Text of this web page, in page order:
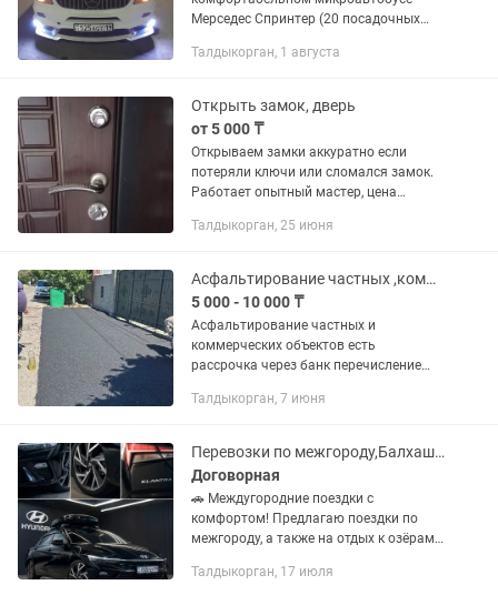
Мерседес Спринтер (20 посадочных
прокуренный. Сиденья мягкие и
Талдыкорган, 1 августа
Открыть замок, дверь
от 5 000 ₸
Открываем замки аккуратно если
потеряли ключи или сломался замок.
Работает опытный мастер, цена
Талдыкорган, 25 июня
Асфальтирование частных ,коммерческих,объектов есть рассрочка перечисление
5 000 - 10 000 ₸
Асфальтирование частных и
коммерческих объектов есть
рассрочка через банк перечисление
Талдыкорган, 7 июня
Перевозки по межгороду,Балхаш,Алаколь
Договорная
🚗 Междугородние поездки с
комфортом! Предлагаю поездки по
межгороду, а также на отдых к озёрам
Hyundai Elantra 2025 года ✅
Талдыкорган, 17 июля